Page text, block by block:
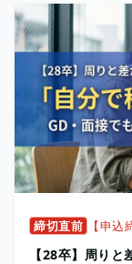
締切直前 【申
【28卒】周りと